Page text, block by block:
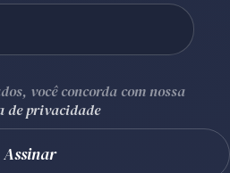
você concorda com nossa
de privacidade